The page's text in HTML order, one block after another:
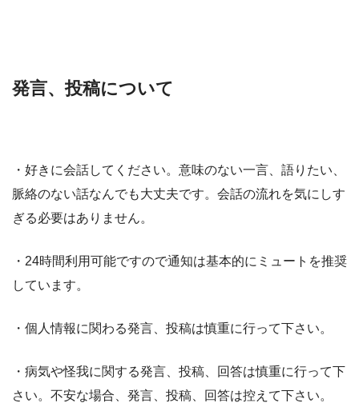
発言、投稿について
・好きに会話してください。意味のない一言、語りたい、
脈絡のない話なんでも大丈夫です。会話の流れを気にしす
ぎる必要はありません。
・24時間利用可能ですので通知は基本的にミュートを推奨
しています。
・個人情報に関わる発言、投稿は慎重に行って下さい。
・病気や怪我に関する発言、投稿、回答は慎重に行って下
さい。不安な場合、発言、投稿、回答は控えて下さい。